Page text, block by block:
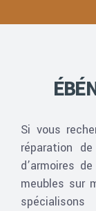
Si vous
réparation
d’armoires
meubles sur